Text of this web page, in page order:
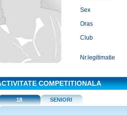
Sex
Oras
Club
Nr.legitimatie
COMPETITIONALA
18 SENIORI